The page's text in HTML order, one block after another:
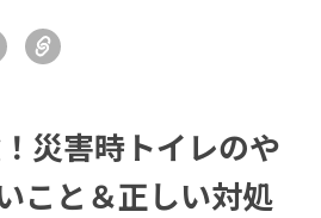
災害時トイレのや
こと＆正しい対処